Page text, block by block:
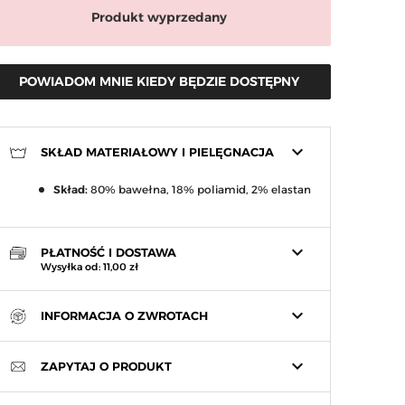
Produkt wyprzedany
POWIADOM MNIE KIEDY BĘDZIE DOSTĘPNY
keyboard_arrow_down
SKŁAD MATERIAŁOWY I PIELĘGNACJA
Skład: 80% bawełna, 18% poliamid, 2% elastan
keyboard_arrow_down
PŁATNOŚĆ I DOSTAWA
Wysyłka od: 11,00 zł
keyboard_arrow_down
INFORMACJA O ZWROTACH
keyboard_arrow_down
ZAPYTAJ O PRODUKT